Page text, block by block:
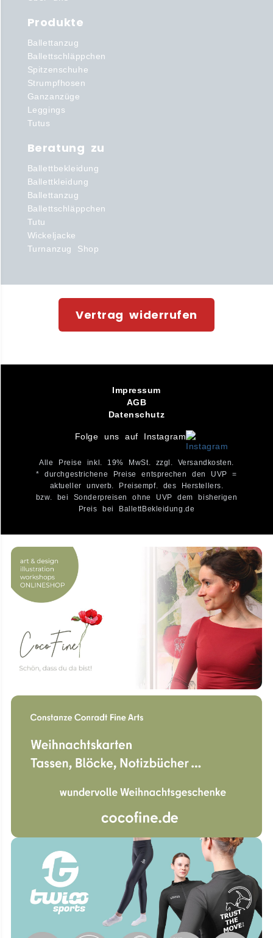
Produkte
Ballettanzug
Ballettschläppchen
Spitzenschuhe
Strumpfhosen
Ganzanzüge
Leggings
Tutus
Beratung zu
Ballettbekleidung
Ballettkleidung
Ballettanzug
Ballettschläppchen
Tutu
Wickeljacke
Turnanzug Shop
Vertrag widerrufen
Impressum
AGB
Datenschutz
Folge uns auf Instagram
Alle Preise inkl. 19% MwSt. zzgl. Versandkosten.
* durchgestrichene Preise entsprechen den UVP =
aktueller unverb. Preisempf. des Herstellers.
bzw. bei Sonderpreisen ohne UVP dem bisherigen
Preis bei BallettBekleidung.de